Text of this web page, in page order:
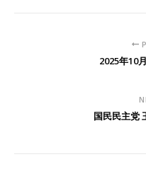
2025年10
国民民主党